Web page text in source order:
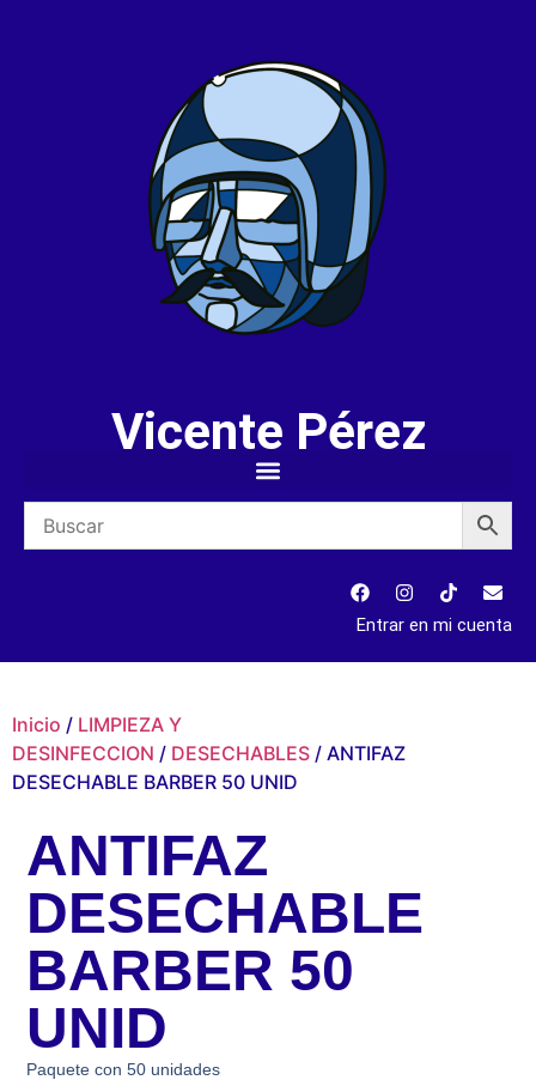
Vicente Pérez
Entrar en mi cuenta
Inicio / LIMPIEZA Y
DESINFECCION / DESECHABLES / ANTIFAZ
DESECHABLE BARBER 50 UNID
ANTIFAZ
DESECHABLE
BARBER 50
UNID
Paquete con 50 unidades